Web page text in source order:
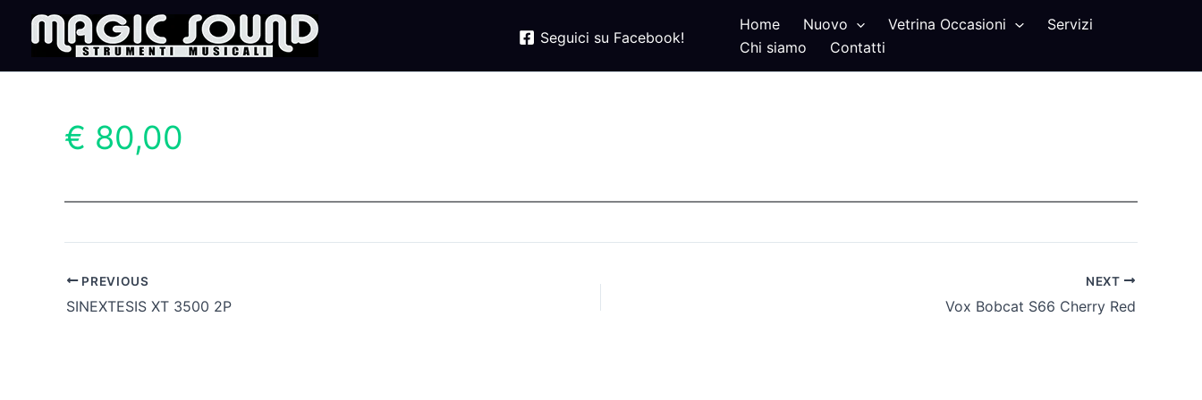
Seguici su Facebook!
Home Nuovo Vetrina Occasioni
Servizi
Chi siamo
Contatti
€ 80,00
PREVIOUS
SINEXTESIS XT 3500 2P
NEXT
Vox Bobcat S66 Cherry Red